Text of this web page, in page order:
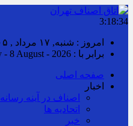
3:18:35
امروز : شنبه, ۱۷ مرداد , ۱۴۰۵
برابر با : Saturday - 8 August - 2026
صفحه اصلی
اخبار
اصناف در آینه رسانه
اتحادیه ها
خبر